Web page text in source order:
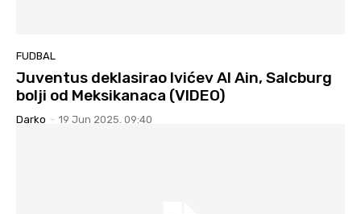
FUDBAL
Juventus deklasirao Ivićev Al Ain, Salcburg
bolji od Meksikanaca (VIDEO)
Darko - 19 Jun 2025. 09:40